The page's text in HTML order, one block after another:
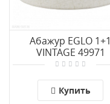
Абажур EGLO 1+1
VINTAGE 49971
Купить